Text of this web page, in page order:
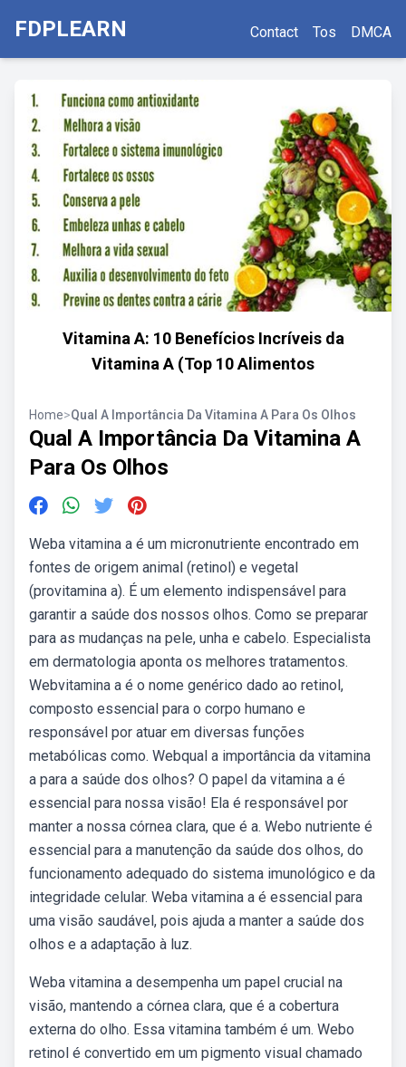
FDPLEARN Contact Tos DMCA
Vitamina A: 10 Benefícios Incríveis da
Vitamina A (Top 10 Alimentos
Home>Qual A Importância Da Vitamina A Para Os Olhos
Qual A Importância Da Vitamina A
Para Os Olhos
Weba vitamina a é um micronutriente encontrado em
fontes de origem animal (retinol) e vegetal
(provitamina a). É um elemento indispensável para
garantir a saúde dos nossos olhos. Como se preparar
para as mudanças na pele, unha e cabelo. Especialista
em dermatologia aponta os melhores tratamentos.
Webvitamina a é o nome genérico dado ao retinol,
composto essencial para o corpo humano e
responsável por atuar em diversas funções
metabólicas como. Webqual a importância da vitamina
a para a saúde dos olhos? O papel da vitamina a é
essencial para nossa visão! Ela é responsável por
manter a nossa córnea clara, que é a. Webo nutriente é
essencial para a manutenção da saúde dos olhos, do
funcionamento adequado do sistema imunológico e da
integridade celular. Weba vitamina a é essencial para
uma visão saudável, pois ajuda a manter a saúde dos
olhos e a adaptação à luz.
Weba vitamina a desempenha um papel crucial na
visão, mantendo a córnea clara, que é a cobertura
externa do olho. Essa vitamina também é um. Webo
retinol é convertido em um pigmento visual chamado